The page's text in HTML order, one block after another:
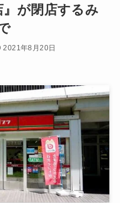
』が閉店するみ
2021年8月20日